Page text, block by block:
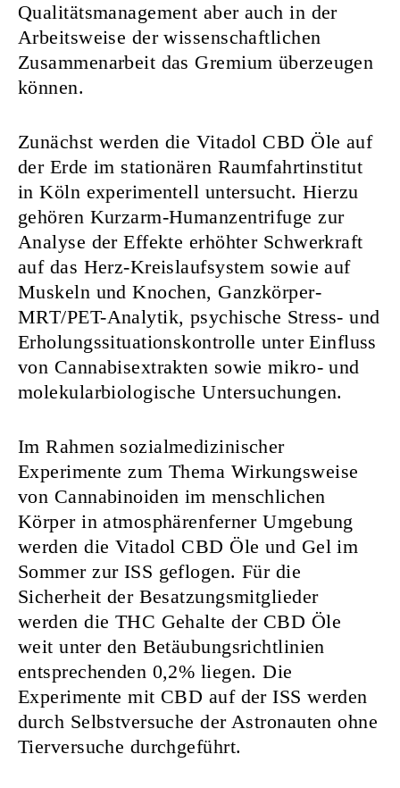
Qualitätsmanagement aber auch in der
Arbeitsweise der wissenschaftlichen
Zusammenarbeit das Gremium überzeugen
können.
Zunächst werden die Vitadol CBD Öle auf
der Erde im stationären Raumfahrtinstitut
in Köln experimentell untersucht. Hierzu
gehören Kurzarm-Humanzentrifuge zur
Analyse der Effekte erhöhter Schwerkraft
auf das Herz-Kreislaufsystem sowie auf
Muskeln und Knochen, Ganzkörper-
MRT/PET-Analytik, psychische Stress- und
Erholungssituationskontrolle unter Einfluss
von Cannabisextrakten sowie mikro- und
molekularbiologische Untersuchungen.
Im Rahmen sozialmedizinischer
Experimente zum Thema Wirkungsweise
von Cannabinoiden im menschlichen
Körper in atmosphärenferner Umgebung
werden die Vitadol CBD Öle und Gel im
Sommer zur ISS geflogen. Für die
Sicherheit der Besatzungsmitglieder
werden die THC Gehalte der CBD Öle
weit unter den Betäubungsrichtlinien
entsprechenden 0,2% liegen. Die
Experimente mit CBD auf der ISS werden
durch Selbstversuche der Astronauten ohne
Tierversuche durchgeführt.